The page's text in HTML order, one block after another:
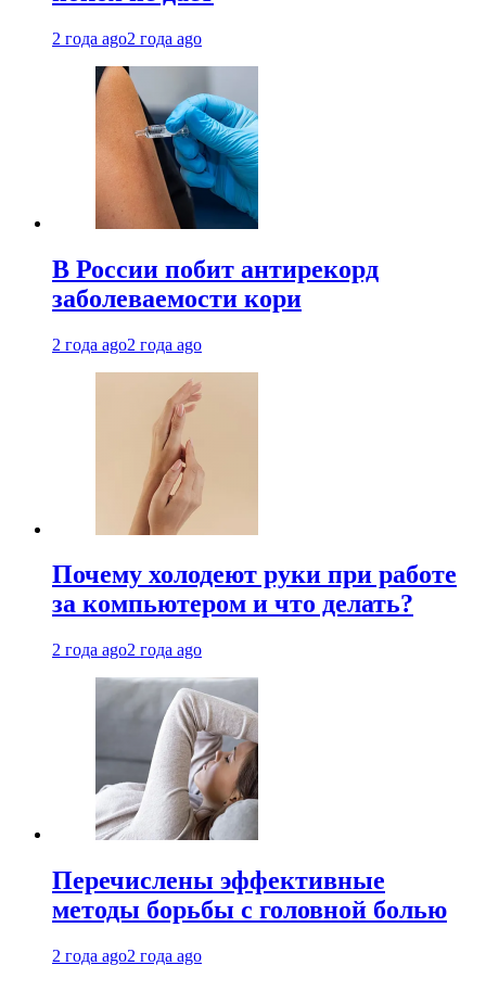
2 года ago2 года ago
В России побит антирекорд
заболеваемости кори
2 года ago2 года ago
Почему холодеют руки при работе
за компьютером и что делать?
2 года ago2 года ago
Перечислены эффективные
методы борьбы с головной болью
2 года ago2 года ago